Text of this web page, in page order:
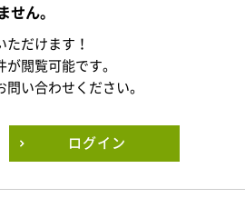
ん。
だけます！
閲覧可能です。
い合わせください。
ログイン